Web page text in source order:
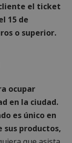
el ticket
15 de
o superior.
ocupar
en la ciudad.
es único en
sus productos,